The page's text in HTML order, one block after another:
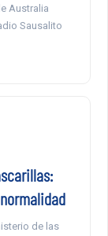
Australia
Sausalito
de las